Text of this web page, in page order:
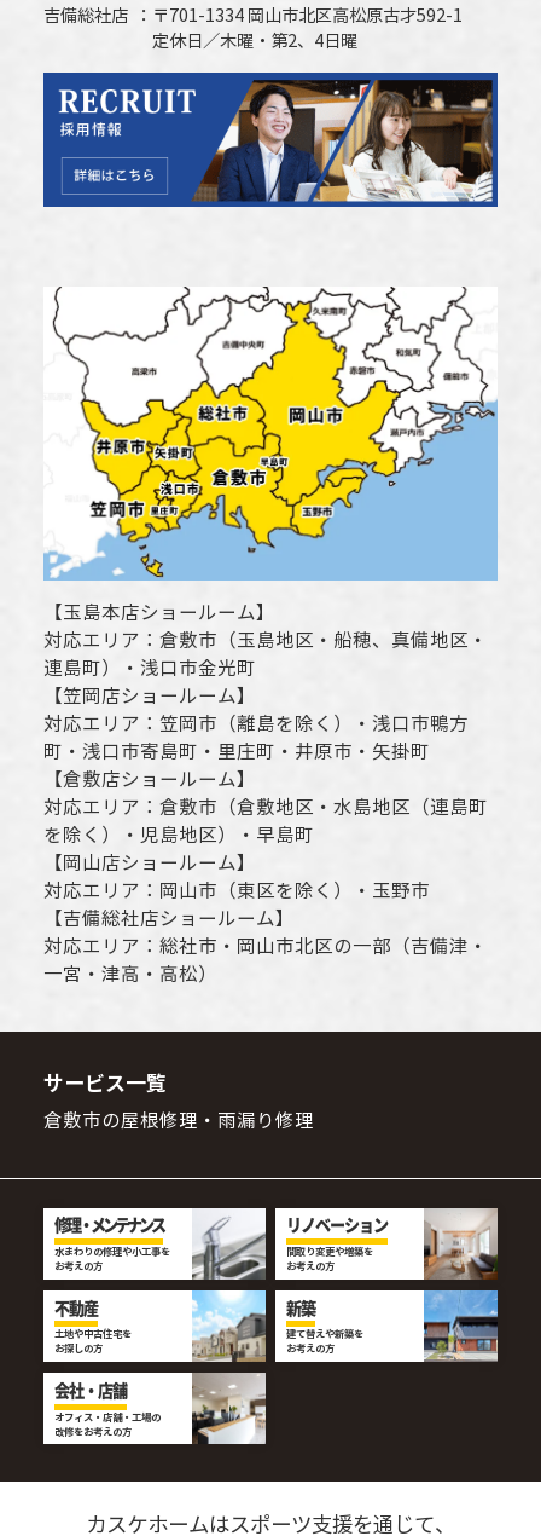
吉備総社店
〒701-1334 岡山市北区高松原古才592-1
定休日／木曜・第2、4日曜
【玉島本店ショールーム】
対応エリア： 倉敷市 （玉島地区・船穂、真備地区・
連島町）・ 浅口市金光町
【笠岡店ショールーム】
対応エリア： 笠岡市（離島を除く） ・ 浅口市鴨方
町・ 浅口市寄島町・里庄町・ 井原市 ・矢掛町
【倉敷店ショールーム】
対応エリア： 倉敷市 （倉敷地区・水島地区（連島町
を除く）・児島地区）・早島町
【岡山店ショールーム】
対応エリア： 岡山市 （東区を除く）・玉野市
【吉備総社店ショールーム】
対応エリア： 総社市 ・ 岡山市北区の一部（吉備津・
一宮・津高・高松）
サービス一覧
倉敷市の屋根修理・雨漏り修理
修理・メンテナンス
水まわりの修理や小工事を
お考えの方
リノベーション
間取り変更や増築を
お考えの方
不動産
土地や中古住宅を
お探しの方
新築
建て替えや新築を
お考えの方
会社・店舗
オフィス・店舗・工場の
改修をお考えの方
カスケホームはスポーツ支援を通じて、